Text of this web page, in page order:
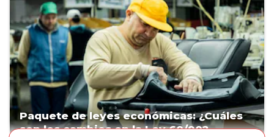
Paquete de leyes económicas: ¿Cuáles
son los cambios en la Ley 60/90?